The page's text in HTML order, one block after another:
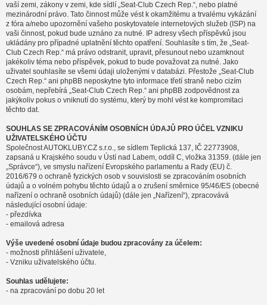
vaší zemi, zákony v zemi, kde sídlí „Seat-Club Czech Rep.“, nebo platné
mezinárodní právo. Tato činnost může vést k okamžitému a trvalému vykázání
z fóra a/nebo upozornění vašeho poskytovatele internetových služeb (ISP) na
vaši činnost, pokud bude uznáno za nutné. IP adresy všech příspěvků jsou
ukládány pro případné uplatnění těchto opatření. Souhlasíte s tím, že „Seat-
Club Czech Rep.“ má právo odstranit, upravit, přesunout nebo uzamknout
jakékoliv téma nebo příspěvek, pokud to bude považovat za nutné. Jako
uživatel souhlasíte se všemi údaji uloženými v databázi. Přestože „Seat-Club
Czech Rep.“ ani phpBB neposkytne tyto informace třetí straně nebo cizím
osobám, nepřebírá „Seat-Club Czech Rep.“ ani phpBB zodpovědnost za
jakýkoliv pokus o vniknutí do systému, který by mohl vést ke kompromitaci
těchto dat.
SOUHLAS SE ZPRACOVÁNÍM OSOBNÍCH ÚDAJŮ PRO ÚČEL VZNIKU
UŽIVATELSKÉHO ÚČTU
Společnost AUTOKLUBY.CZ s.r.o., se sídlem Teplická 137, IČ 22773908,
zapsaná u Krajského soudu v Ústí nad Labem, oddíl C, vložka 31359. (dále jen
„Správce“), ve smyslu nařízení Evropského parlamentu a Rady (EU) č.
2016/679 o ochraně fyzických osob v souvislosti se zpracováním osobních
údajů a o volném pohybu těchto údajů a o zrušení směrnice 95/46/ES (obecné
nařízení o ochraně osobních údajů) (dále jen „Nařízení“), zpracovává
následující osobní údaje:
- přezdívka
- emailová adresa
Výše uvedené osobní údaje budou zpracovány za účelem:
- možnosti přihlášení uživatele,
- Vzniku uživatelského účtu.
Souhlas udělujete:
- na zpracování po dobu 20 let